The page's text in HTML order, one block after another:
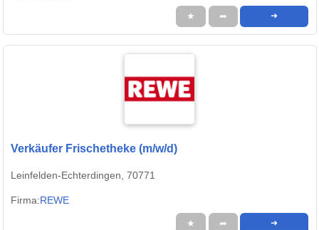
★ ➦ ➜
Verkäufer Frischetheke (m/w/d)
Leinfelden-Echterdingen, 70771
Firma:REWE
★ ➦ ➜